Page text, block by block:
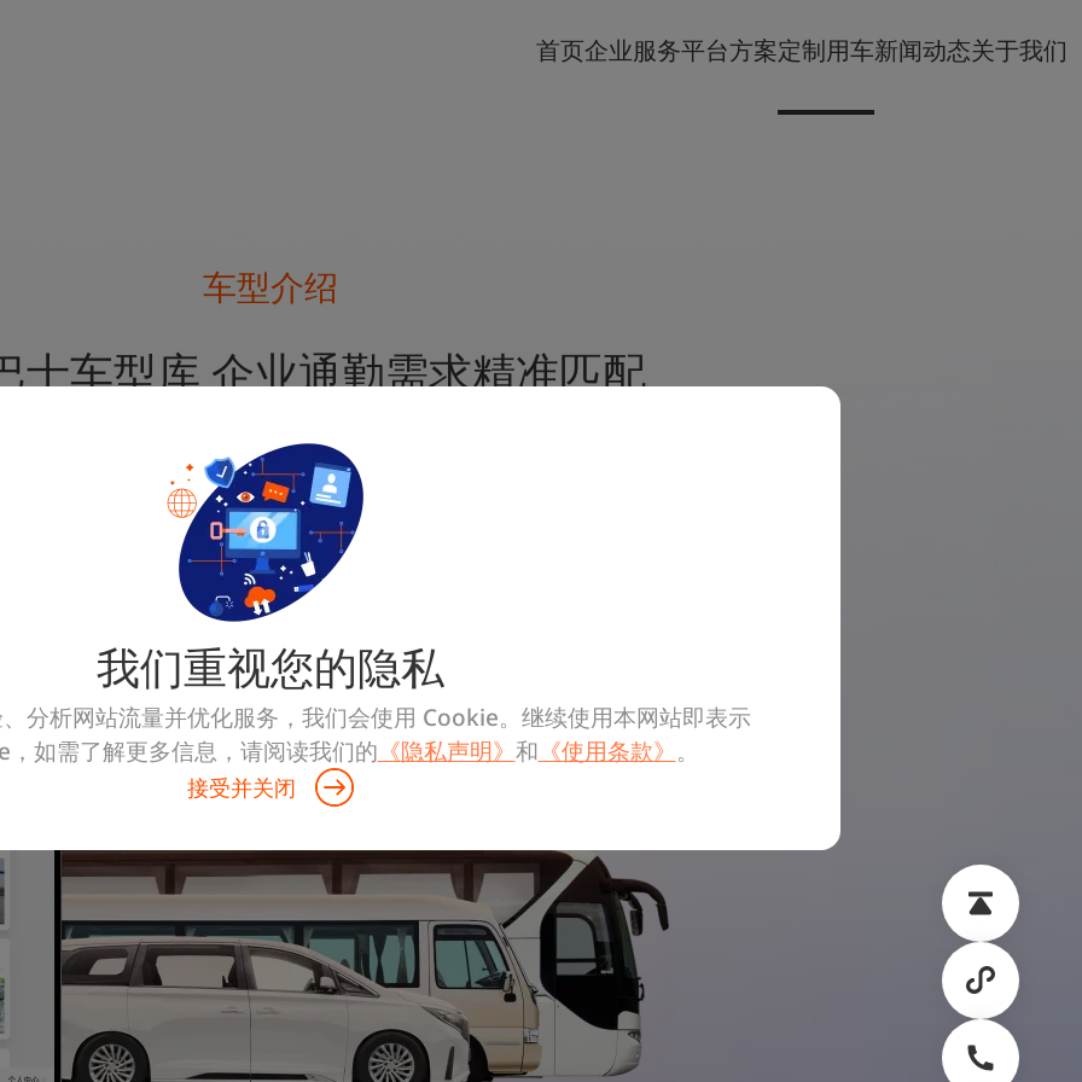
首页企业服务平台方案定制用车新闻动态关于我们
车型介绍
士车型库 企业通勤需求精准匹配
多品类班车，定制化服务一站搞定
联系我们
我们重视您的隐私
分析网站流量并优化服务，我们会使用 Cookie。继续使用本网站即表示
如需了解更多信息，请阅读我们的 《隐私声明》 和 《使用条款》 。
接受并关闭